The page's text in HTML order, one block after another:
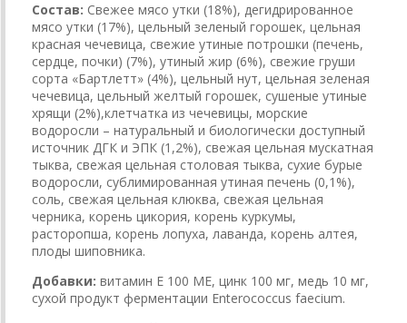
Состав: Свежее мясо утки (18%), дегидрированное
мясо утки (17%), цельный зеленый горошек, цельная
красная чечевица, свежие утиные потрошки (печень,
сердце, почки) (7%), утиный жир (6%), свежие груши
сорта «Бартлетт» (4%), цельный нут, цельная зеленая
чечевица, цельный желтый горошек, сушеные утиные
хрящи (2%),клетчатка из чечевицы, морские
водоросли – натуральный и биологически доступный
источник ДГК и ЭПК (1,2%), свежая цельная мускатная
тыква, свежая цельная столовая тыква, сухие бурые
водоросли, сублимированная утиная печень (0,1%),
соль, свежая цельная клюква, свежая цельная
черника, корень цикория, корень куркумы,
расторопша, корень лопуха, лаванда, корень алтея,
плоды шиповника.
Добавки: витамин Е 100 МЕ, цинк 100 мг, медь 10 мг,
сухой продукт ферментации Enterococcus faecium.